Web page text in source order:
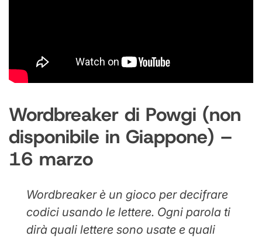
Wordbreaker di Powgi (non
disponibile in Giappone) –
16 marzo
Wordbreaker è un gioco per decifrare
codici usando le lettere. Ogni parola ti
dirà quali lettere sono usate e quali